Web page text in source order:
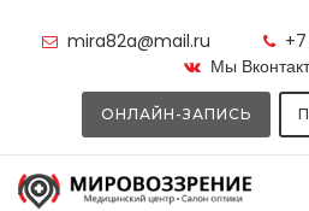
mira82a@mail.ru
Мы
ОНЛАЙН-ЗАПИСЬ